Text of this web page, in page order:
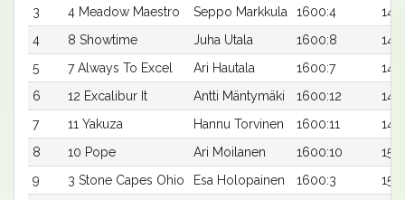
3
4 Meadow Maestro Seppo Markkula 1600:4
4
8 Showtime Juha Utala 1600:8
5
7 Always To Excel Ari Hautala 1600:7
6
12 Excalibur It Antti Mäntymäki 1600:12
7
11 Yakuza Hannu Torvinen 1600:11
8
10 Pope Ari Moilanen 1600:10
9
3 Stone Capes Ohio Esa Holopainen 1600:3